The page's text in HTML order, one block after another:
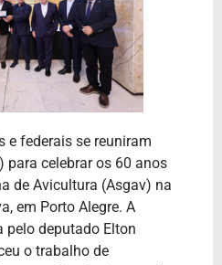
e federais se reuniram
para celebrar os 60 anos
de Avicultura (Asgav) na
em Porto Alegre. A
pelo deputado Elton
o trabalho de